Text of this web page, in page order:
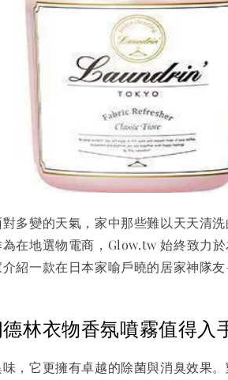
多變的天氣，家中那些難以天天清
在地選物電商，Glow.tw 始終致力
紹一款在日本家喻戶曉的居家神隊
林衣物香氛噴霧值得入
，它更擁有卓越的除菌與消臭效果